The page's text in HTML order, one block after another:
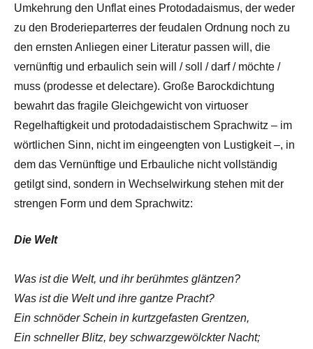
Umkehrung den Unflat eines Protodadaismus, der weder
zu den Broderieparterres der feudalen Ordnung noch zu
den ernsten Anliegen einer Literatur passen will, die
vernünftig und erbaulich sein will / soll / darf / möchte /
muss (prodesse et delectare). Große Barockdichtung
bewahrt das fragile Gleichgewicht von virtuoser
Regelhaftigkeit und protodadaistischem Sprachwitz – im
wörtlichen Sinn, nicht im eingeengten von Lustigkeit –, in
dem das Vernünftige und Erbauliche nicht vollständig
getilgt sind, sondern in Wechselwirkung stehen mit der
strengen Form und dem Sprachwitz:
Die Welt
Was ist die Welt, und ihr berühmtes gläntzen?
Was ist die Welt und ihre gantze Pracht?
Ein schnöder Schein in kurtzgefasten Grentzen,
Ein schneller Blitz, bey schwarzgewölckter Nacht;